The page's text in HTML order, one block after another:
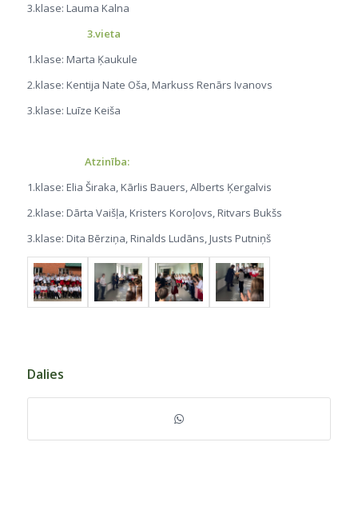
3.klase: Lauma Kalna
3.vieta
1.klase: Marta Ķaukule
2.klase: Kentija Nate Oša, Markuss Renārs Ivanovs
3.klase: Luīze Keiša
Atzinība:
1.klase: Elia Širaka, Kārlis Bauers, Alberts Ķergalvis
2.klase: Dārta Vaišļa, Kristers Koroļovs, Ritvars Bukšs
3.klase: Dita Bērziņa, Rinalds Ludāns, Justs Putniņš
Dalies